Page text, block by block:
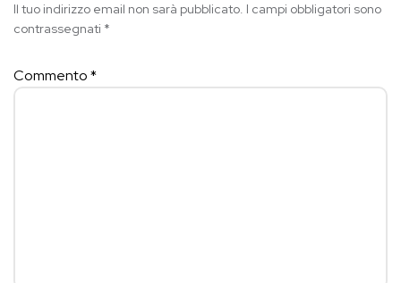
Il tuo indirizzo email non sarà pubblicato. I campi obbligatori sono
contrassegnati *
Commento*